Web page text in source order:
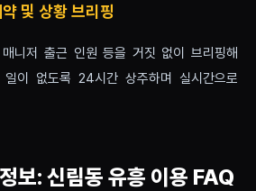
및 상황 브리핑
니저 출근 인원 등을 거짓 없이 브리핑해
일이 없도록 24시간 상주하며 실시간으로
보: 신림동 유흥 이용 FAQ